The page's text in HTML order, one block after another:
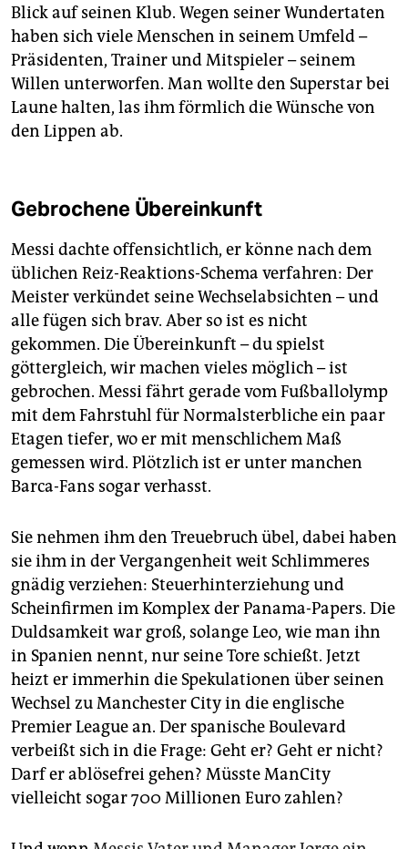
Blick auf seinen Klub. Wegen seiner Wundertaten
haben sich viele Menschen in seinem Umfeld –
Präsidenten, Trainer und Mitspieler – seinem
Willen unterworfen. Man wollte den Superstar bei
Laune halten, las ihm förmlich die Wünsche von
den Lippen ab.
Gebrochene Übereinkunft
Messi dachte offensichtlich, er könne nach dem
üblichen Reiz-Reaktions-Schema verfahren: Der
Meister verkündet seine Wechselabsichten – und
alle fügen sich brav. Aber so ist es nicht
gekommen. Die Übereinkunft – du spielst
göttergleich, wir machen vieles möglich – ist
gebrochen. Messi fährt gerade vom Fußballolymp
mit dem Fahrstuhl für Normalsterbliche ein paar
Etagen tiefer, wo er mit menschlichem Maß
gemessen wird. Plötzlich ist er unter manchen
Barca-Fans sogar verhasst.
Sie nehmen ihm den Treuebruch übel, dabei haben
sie ihm in der Vergangenheit weit Schlimmeres
gnädig verziehen: Steuerhinterziehung und
Scheinfirmen im Komplex der Panama-Papers. Die
Duldsamkeit war groß, solange Leo, wie man ihn
in Spanien nennt, nur seine Tore schießt. Jetzt
heizt er immerhin die Spekulationen über seinen
Wechsel zu Manchester City in die englische
Premier League an. Der spanische Boulevard
verbeißt sich in die Frage: Geht er? Geht er nicht?
Darf er ablösefrei gehen? Müsste ManCity
vielleicht sogar 700 Millionen Euro zahlen?